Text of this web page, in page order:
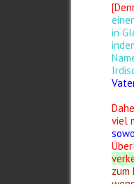
in
viel
zum